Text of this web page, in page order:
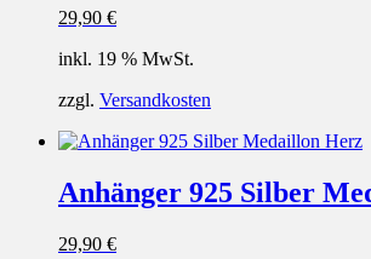
29,90 €
inkl. 19 % MwSt.
zzgl. Versandkosten
Anhänger 925 Silber
29,90 €